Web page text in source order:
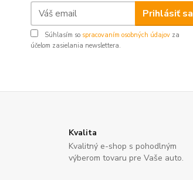
Prihlásiť sa
Súhlasím so spracovaním osobných údajov za
účelom zasielania newslettera.
Kvalita
Kvalitný e-shop s pohodlným
výberom tovaru pre Vaše auto.